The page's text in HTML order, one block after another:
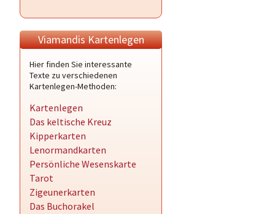
Viamandis Kartenlegen
Hier finden Sie interessante
Texte zu verschiedenen
Kartenlegen-Methoden:
Kartenlegen
Das keltische Kreuz
Kipperkarten
Lenormandkarten
Persönliche Wesenskarte
Tarot
Zigeunerkarten
Das Buchorakel